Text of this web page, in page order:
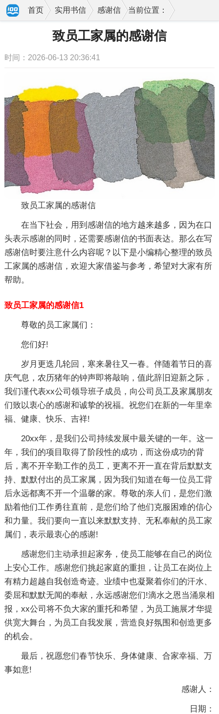
当前位置：
首页 实用书信 感谢信
致员工家属的感谢信
时间：2026-06-13 20:36:41
致员工家属的感谢信
在当下社会，用到感谢信的地方越来越多，因为在口
头表示感谢的同时，还需要感谢信的书面表达。那么在写
感谢信时要注意什么内容呢？以下是小编精心整理的致员
工家属的感谢信，欢迎大家借鉴与参考，希望对大家有所
帮助。
致员工家属的感谢信1
尊敬的员工家属们：
您们好!
岁月更迭几轮回，寒来暑往又一春。伴随着节日的喜
庆气息，农历猪年的钟声即将敲响，值此辞旧迎新之际，
我们谨代表xx公司领导班子成员，向公司员工及家属朋友
们致以衷心的感谢和诚挚的祝福。祝您们在新的一年里幸
福、健康、快乐、吉祥!
20xx年，是我们公司持续发展中最关键的一年。这一
年，我们的项目取得了阶段性的成功，而这份成功的背
后，离不开辛勤工作的员工，更离不开一直在背后默默支
持、默默付出的员工家属，因为我们知道在每一位员工背
后永远都离不开一个温馨的家。尊敬的亲人们，是您们激
励着他们工作勇往直前，是您们给了他们克服困难的信心
和力量。我们要向一直以来默默支持、无私奉献的员工家
属们，表示最衷心的感谢!
感谢您们主动承担起家务，使员工能够在自己的岗位
上安心工作。感谢您们挑起家庭的重担，让员工在岗位上
有精力超越自我创造奇迹。业绩中也凝聚着你们的汗水、
委屈和默默无闻的奉献，永远感谢您们!滴水之恩当涌泉相
报，xx公司将不负大家的重托和希望，为员工施展才华提
供宽大舞台，为员工自我发展，营造良好氛围和创造更多
的机会。
最后，祝愿您们春节快乐、身体健康、合家幸福、万
事如意!
感谢人：
日期：